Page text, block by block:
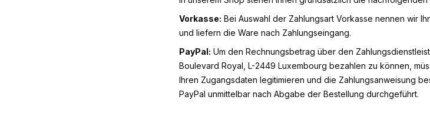
Vorkasse: Bei Auswahl der Zahlungsart Vorkasse nennen wir
und liefern die Ware nach Zahlungseingang.
PayPal: Um den Rechnungsbetrag über den
Boulevard Royal, L-2449 Luxembourg bezahlen zu können,
Ihren Zugangsdaten legitimieren und die Zahlungsanweisung
PayPal unmittelbar nach Abgabe der Bestellung durchgeführt.